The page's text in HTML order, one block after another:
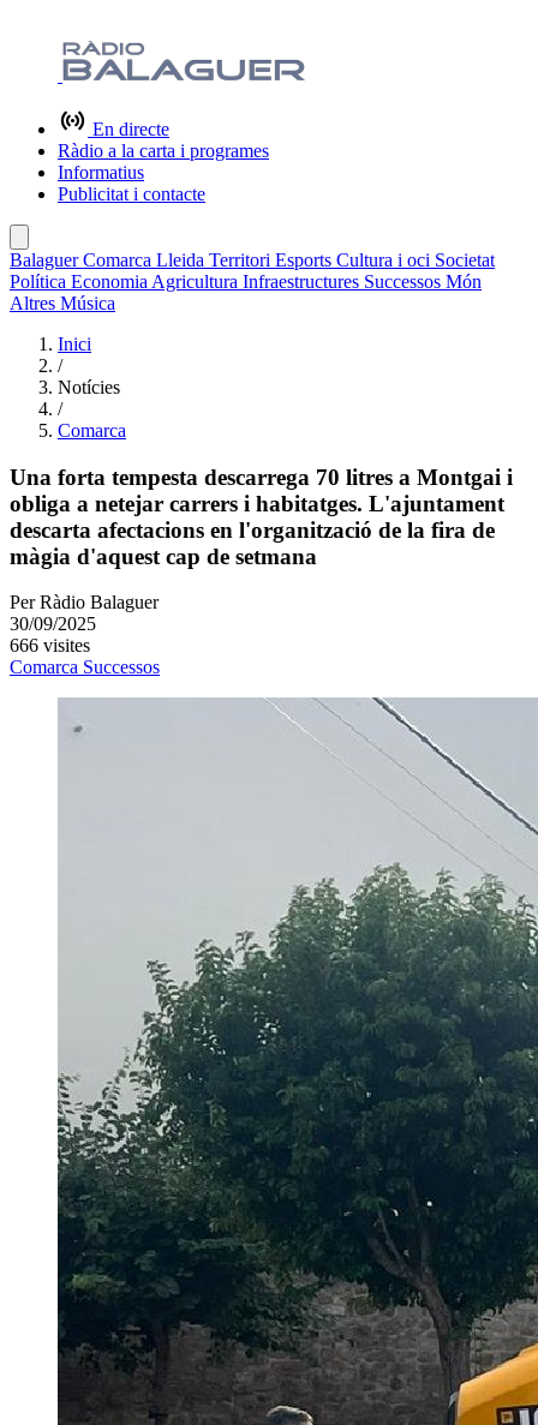
En directe
Ràdio a la carta i programes
Informatius
Publicitat i contacte
BalaguerComarca Lleida Territori Esports Cultura i oci Societat
Política Economia Agricultura Infraestructures Successos Món
Altres Música
Inici
/
Notícies
/
Comarca
Una forta tempesta descarrega 70 litres a Montgai i
obliga a netejar carrers i habitatges. L'ajuntament
descarta afectacions en l'organització de la fira de
màgia d'aquest cap de setmana
Per Ràdio Balaguer
30/09/2025
666 visites
Comarca Successos